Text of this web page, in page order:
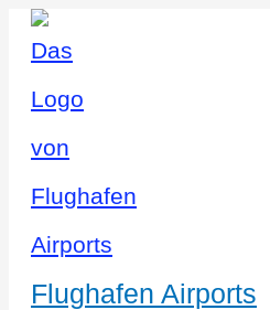
Flughafen Airports